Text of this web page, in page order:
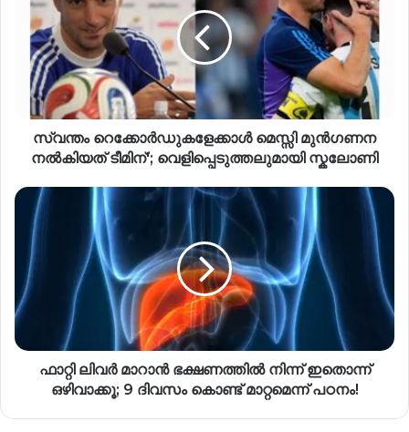
സ്വന്തം റെക്കോർഡുകളേക്കാൾ മെസ്സി മുൻഗണന
നൽകിയത് ടീമിന്'; വെളിപ്പെടുത്തലുമായി സ്കലോണി
ഫാറ്റി ലിവർ മാറാൻ ഭക്ഷണത്തിൽ നിന്ന് ഇതൊന്ന്
ഒഴിവാക്കൂ; 9 ദിവസം കൊണ്ട് മാറ്റമെന്ന് പഠനം!